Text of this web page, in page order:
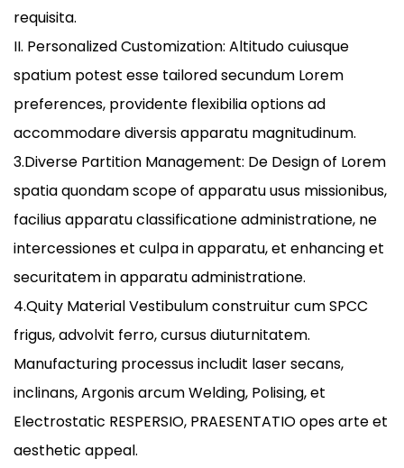
requisita.
II. Personalized Customization: Altitudo cuiusque
spatium potest esse tailored secundum Lorem
preferences, providente flexibilia options ad
accommodare diversis apparatu magnitudinum.
3.Diverse Partition Management: De Design of Lorem
spatia quondam scope of apparatu usus missionibus,
facilius apparatu classificatione administratione, ne
intercessiones et culpa in apparatu, et enhancing et
securitatem in apparatu administratione.
4.Quity Material Vestibulum construitur cum SPCC
frigus, advolvit ferro, cursus diuturnitatem.
Manufacturing processus includit laser secans,
inclinans, Argonis arcum Welding, Polising, et
Electrostatic RESPERSIO, PRAESENTATIO opes arte et
aesthetic appeal.